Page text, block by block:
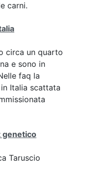
carni.
circa un quarto
e sono in
faq la
Italia scattata
genetico
Taruscio